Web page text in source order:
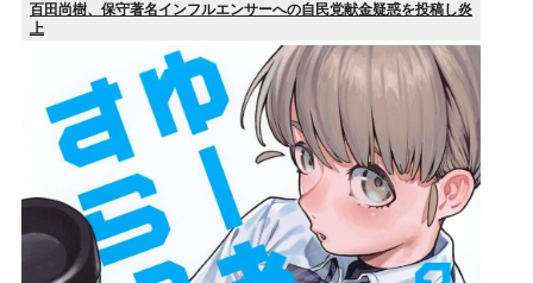
百田尚樹、保守著名インフルエンサーへの自民党献金疑惑を投稿し炎
上